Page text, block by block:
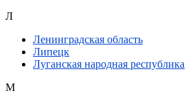
Л
Ленинградская область
Липецк
Луганская народная республика
М